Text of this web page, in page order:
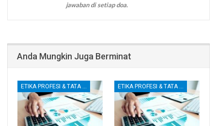
jawaban di setiap doa.
Anda Mungkin Juga Berminat
ETIKA PROFESI & TATA KELOLA KORPORAT ETIKA PROFESI & TATA KELOLA KORPORAT